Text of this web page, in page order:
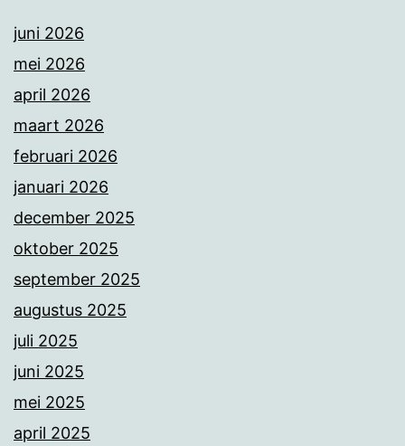
juni 2026
mei 2026
april 2026
maart 2026
februari 2026
januari 2026
december 2025
oktober 2025
september 2025
augustus 2025
juli 2025
juni 2025
mei 2025
april 2025